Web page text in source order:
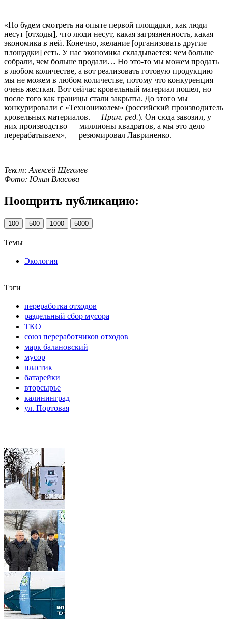
«Но будем смотреть на опыте первой площадки, как люди
несут [отходы], что люди несут, какая загрязненность, какая
экономика в ней. Конечно, желание [организовать другие
площадки] есть. У нас экономика складывается: чем больше
собрали, чем больше продали… Но это-то мы можем продать
в любом количестве, а вот реализовать готовую продукцию
мы не можем в любом количестве, потому что конкуренция
очень жесткая. Вот сейчас кровельный материал пошел, но
после того как границы стали закрыты. До этого мы
конкурировали с «Технониколем» (российский производитель
кровельных материалов. — Прим. ред.). Он сюда завозил, у
них производство — миллионы квадратов, а мы это дело
перерабатываем», — резюмировал Лавриненко.
Текст: Алексей Щеголев
Фото: Юлия Власова
Поощрить публикацию:
100 500 1000 5000
Темы
Экология
Тэги
переработка отходов
раздельный сбор мусора
ТКО
союз переработчиков отходов
марк балановский
мусор
пластик
батарейки
вторсырье
калининград
ул. Портовая